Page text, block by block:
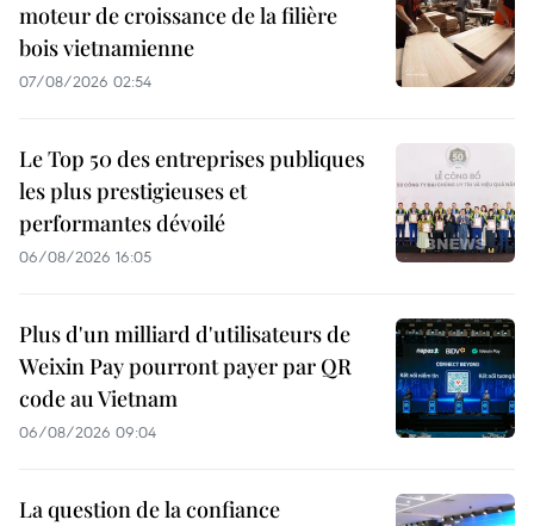
moteur de croissance de la filière
bois vietnamienne
07/08/2026 02:54
Le Top 50 des entreprises publiques
les plus prestigieuses et
performantes dévoilé
06/08/2026 16:05
Plus d'un milliard d'utilisateurs de
Weixin Pay pourront payer par QR
code au Vietnam
06/08/2026 09:04
La question de la confiance